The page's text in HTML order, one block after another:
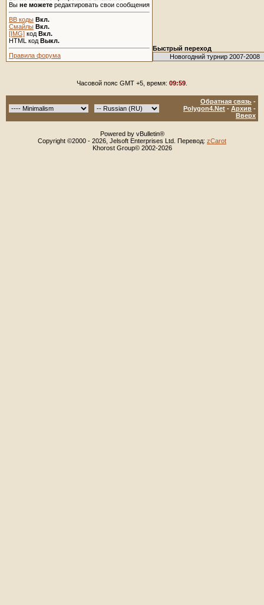
Вы не можете редактировать свои сообщения
BB коды Вкл.
Смайлы Вкл.
[IMG] код Вкл.
HTML код Выкл.
Правила форума
Быстрый переход
Часовой пояс GMT +5, время: 09:59
Обратная связь -
Polygon4.Net - Архив -
Вверх
Powered by vBulletin®
Copyright ©2000 - 2026, Jelsoft Enterprises Ltd. Перевод: zCarot
Khorost Group© 2002-2026